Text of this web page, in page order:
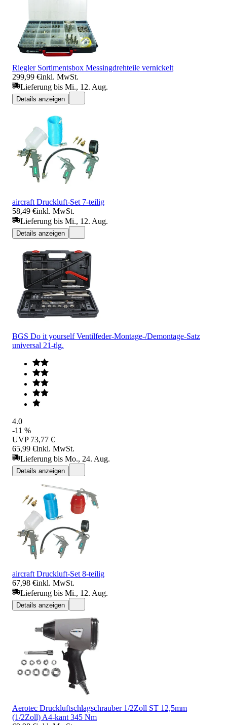
Riegler Sortimentsbox Messingdrehteile vernickelt
299,99 €inkl. MwSt.
Lieferung bis Mi., 12. Aug.
Details anzeigen
aircraft Druckluft-Set 7-teilig
58,49 €inkl. MwSt.
Lieferung bis Mi., 12. Aug.
Details anzeigen
BGS Do it yourself Ventilfeder-Montage-/Demontage-Satz
universal 21-tlg.
4.0
-11 %
UVP 73,77 €
65,99 €inkl. MwSt.
Lieferung bis Mo., 24. Aug.
Details anzeigen
aircraft Druckluft-Set 8-teilig
67,98 €inkl. MwSt.
Lieferung bis Mi., 12. Aug.
Details anzeigen
Aerotec Druckluftschlagschrauber 1/2Zoll ST 12,5mm
(1/2Zoll) A4-kant 345 Nm